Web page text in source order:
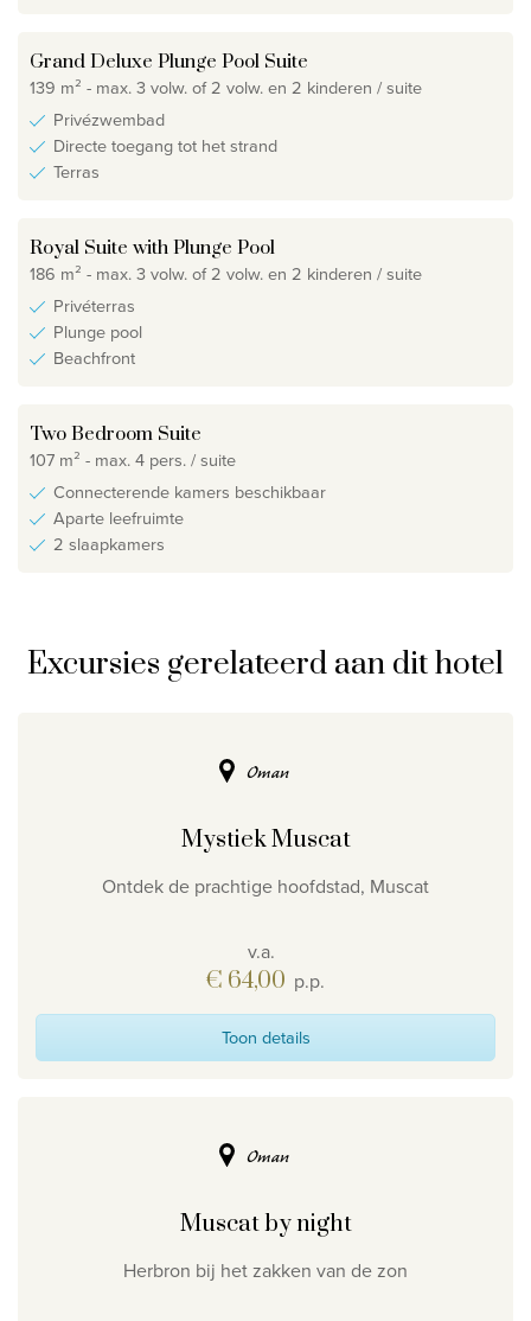
Grand Deluxe Plunge Pool Suite
139 m² - max. 3 volw. of 2 volw. en 2 kinderen / suite
Privézwembad
Directe toegang tot het strand
Terras
Royal Suite with Plunge Pool
186 m² - max. 3 volw. of 2 volw. en 2 kinderen / suite
Privéterras
Plunge pool
Beachfront
Two Bedroom Suite
107 m² - max. 4 pers. / suite
Connecterende kamers beschikbaar
Aparte leefruimte
2 slaapkamers
Excursies gerelateerd aan dit hotel
Oman
Mystiek Muscat
Ontdek de prachtige hoofdstad, Muscat
v.a.
€ 64,00 p.p.
Toon details
Oman
Muscat by night
Herbron bij het zakken van de zon